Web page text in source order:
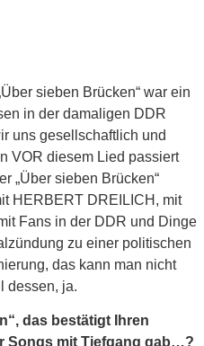
sieben Brücken“ war ein
in der damaligen DDR
uns gesellschaftlich und
VOR diesem Lied passiert
„Über sieben Brücken“
HERBERT DREILICH, mit
Fans in der DDR und Dinge
zu einer politischen
das kann man nicht
dessen, ja.
das bestätigt Ihren
Songs mit Tiefgang gab…?